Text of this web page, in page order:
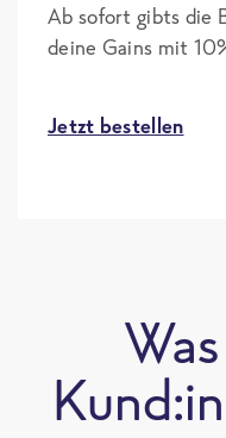
Ab sofort gibts die
deine Gains mit
Jetzt bestellen